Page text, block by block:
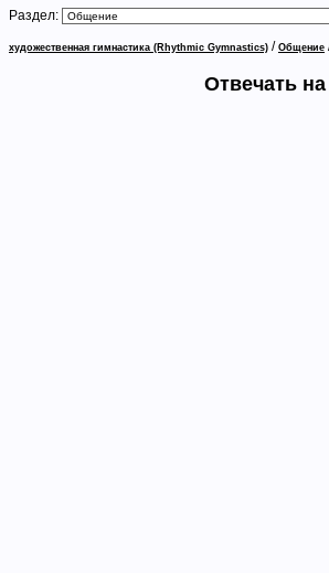
Раздел:
художественная гимнастика (Rhythmic Gymnastics) / Общение
Отвечать